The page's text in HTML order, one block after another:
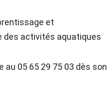
et
des activités aquatiques
05 65 29 75 03 dès son